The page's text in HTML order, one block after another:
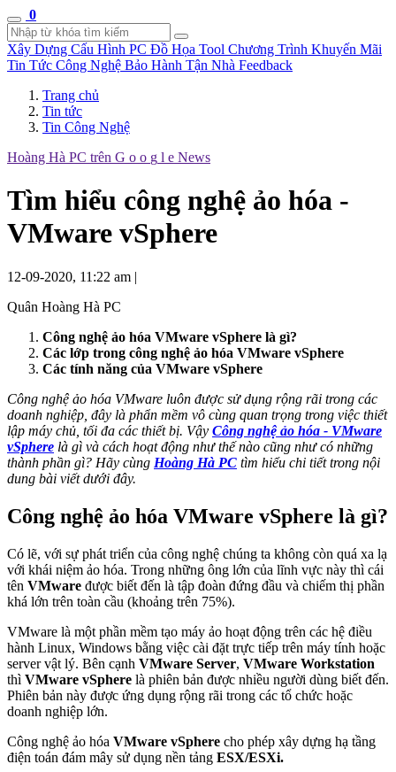
0
Xây Dựng Cấu Hình PC Đồ Họa Tool Chương Trình Khuyến Mãi
Tin Tức Công Nghệ Bảo Hành Tận Nhà Feedback
Trang chủ
Tin tức
Tin Công Nghệ
Hoàng Hà PC trên G o o g l e News
Tìm hiểu công nghệ ảo hóa -
VMware vSphere
12-09-2020, 11:22 am |
Quân Hoàng Hà PC
Công nghệ ảo hóa VMware vSphere là gì?
Các lớp trong công nghệ ảo hóa VMware vSphere
Các tính năng của VMware vSphere
Công nghệ ảo hóa VMware luôn được sử dụng rộng rãi trong các
doanh nghiệp, đây là phẩn mềm vô cùng quan trọng trong việc thiết
lập máy chủ, tối đa các thiết bị. Vậy Công nghệ ảo hóa - VMware
vSphere là gì và cách hoạt động như thế nào cũng như có những
thành phần gì? Hãy cùng Hoàng Hà PC tìm hiểu chi tiết trong nội
dung bài viết dưới đây.
Công nghệ ảo hóa VMware vSphere là gì?
Có lẽ, với sự phát triển của công nghệ chúng ta không còn quá xa lạ
với khái niệm ảo hóa. Trong những ông lớn của lĩnh vực này thì cái
tên VMware được biết đến là tập đoàn đứng đầu và chiếm thị phần
khá lớn trên toàn cầu (khoảng trên 75%).
VMware là một phần mềm tạo máy ảo hoạt động trên các hệ điều
hành Linux, Windows bằng việc cài đặt trực tiếp trên máy tính hoặc
server vật lý. Bên cạnh VMware Server, VMware Workstation
thì VMware vSphere là phiên bản được nhiều người dùng biết đến.
Phiên bản này được ứng dụng rộng rãi trong các tổ chức hoặc
doanh nghiệp lớn.
Công nghệ ảo hóa VMware vSphere cho phép xây dựng hạ tầng
điện toán đám mây sử dụng nền tảng ESX/ESXi.